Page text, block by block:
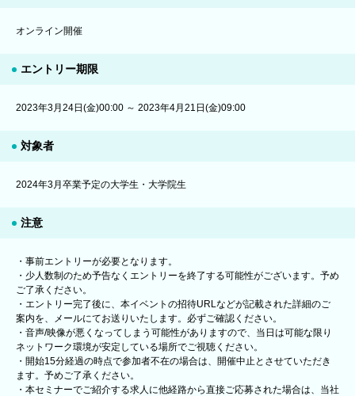
オンライン開催
エントリー期限
2023年3月24日(金)00:00 ～ 2023年4月21日(金)09:00
対象者
2024年3月卒業予定の大学生・大学院生
注意
・事前エントリーが必要となります。
・少人数制のため予告なくエントリーを終了する可能性がございます。予め
ご了承ください。
・エントリー完了後に、本イベントの招待URLなどが記載された詳細のご
案内を、メールにてお送りいたします。必ずご確認ください。
・音声/映像が悪くなってしまう可能性がありますので、当日は可能な限り
ネットワーク環境が安定している場所でご視聴ください。
・開始15分経過の時点で参加者不在の場合は、開催中止とさせていただき
ます。予めご了承ください。
・本セミナーでご紹介する求人に他経路から直接ご応募された場合は、当社